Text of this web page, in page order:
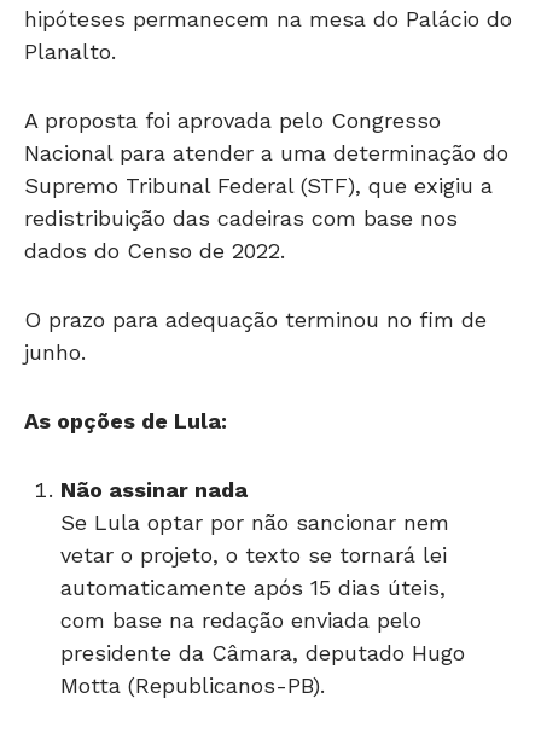
hipóteses permanecem na mesa do Palácio do
Planalto.
A proposta foi aprovada pelo Congresso
Nacional para atender a uma determinação do
Supremo Tribunal Federal (STF), que exigiu a
redistribuição das cadeiras com base nos
dados do Censo de 2022.
O prazo para adequação terminou no fim de
junho.
As opções de Lula:
Não assinar nada
Se Lula optar por não sancionar nem
vetar o projeto, o texto se tornará lei
automaticamente após 15 dias úteis,
com base na redação enviada pelo
presidente da Câmara, deputado Hugo
Motta (Republicanos-PB).